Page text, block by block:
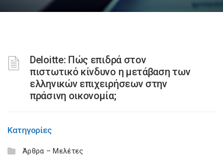
Deloitte: Πώς επιδρά στον
πιστωτικό κίνδυνο η μετάβαση των
ελληνικών επιχειρήσεων στην
πράσινη οικονομία;
Κατηγορίες
Άρθρα – Μελέτες